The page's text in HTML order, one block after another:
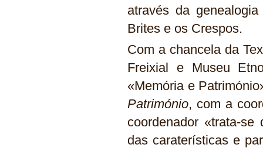
através da
Brites e os Crespos.
Com a chancela da
Freixial e Museu
«Memória e
Património, com a
coordenador «trata-
das caraterísticas e